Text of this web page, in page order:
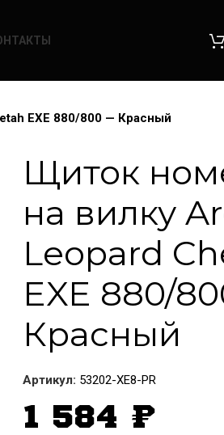
EXE 880/800 — Красный
Щиток
на вилку
Leopard
EXE 880/
Красный
Артикул: 53202-XE8-PR
1 584 ₽